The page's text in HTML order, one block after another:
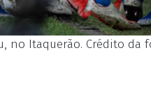
no Itaquerão. Crédito da